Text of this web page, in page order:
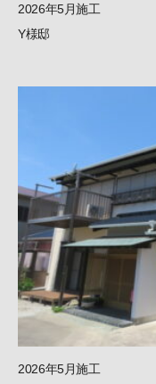
2026年5月施
Y様邸
2026年5月施工